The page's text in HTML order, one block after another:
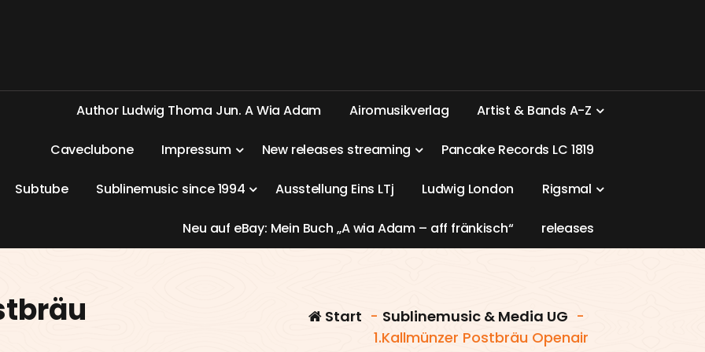
Author Ludwig Thoma Jun. AWia Adam Airomusikverlag Artist & Bands A-Z
Caveclubone Impressum New releases streaming Pancake Records LC 1819
Subtube Sublinemusic since1994 Ausstellung Eins LTj Ludwig London Rigsmal
Neu auf eBay: Mein Buch „Awia Adam – aff fränkisch“ releases
Start - Sublinemusic & Media UG -
1.Kallmünzer Postbräu Openair